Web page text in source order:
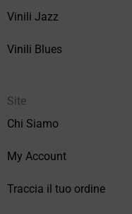
Vinili Jazz
Vinili Blues
Site
Chi Siamo
My Account
Traccia il tuo ordine